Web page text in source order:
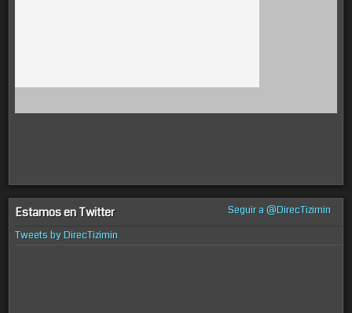
Estamos en Twitter
Seguir a @DirecTizimin
Tweets by DirecTizimin